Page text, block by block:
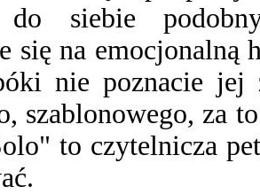
do siebie
się na emocjonalną
nie poznacie
szablonowego, za
to czytelnicza